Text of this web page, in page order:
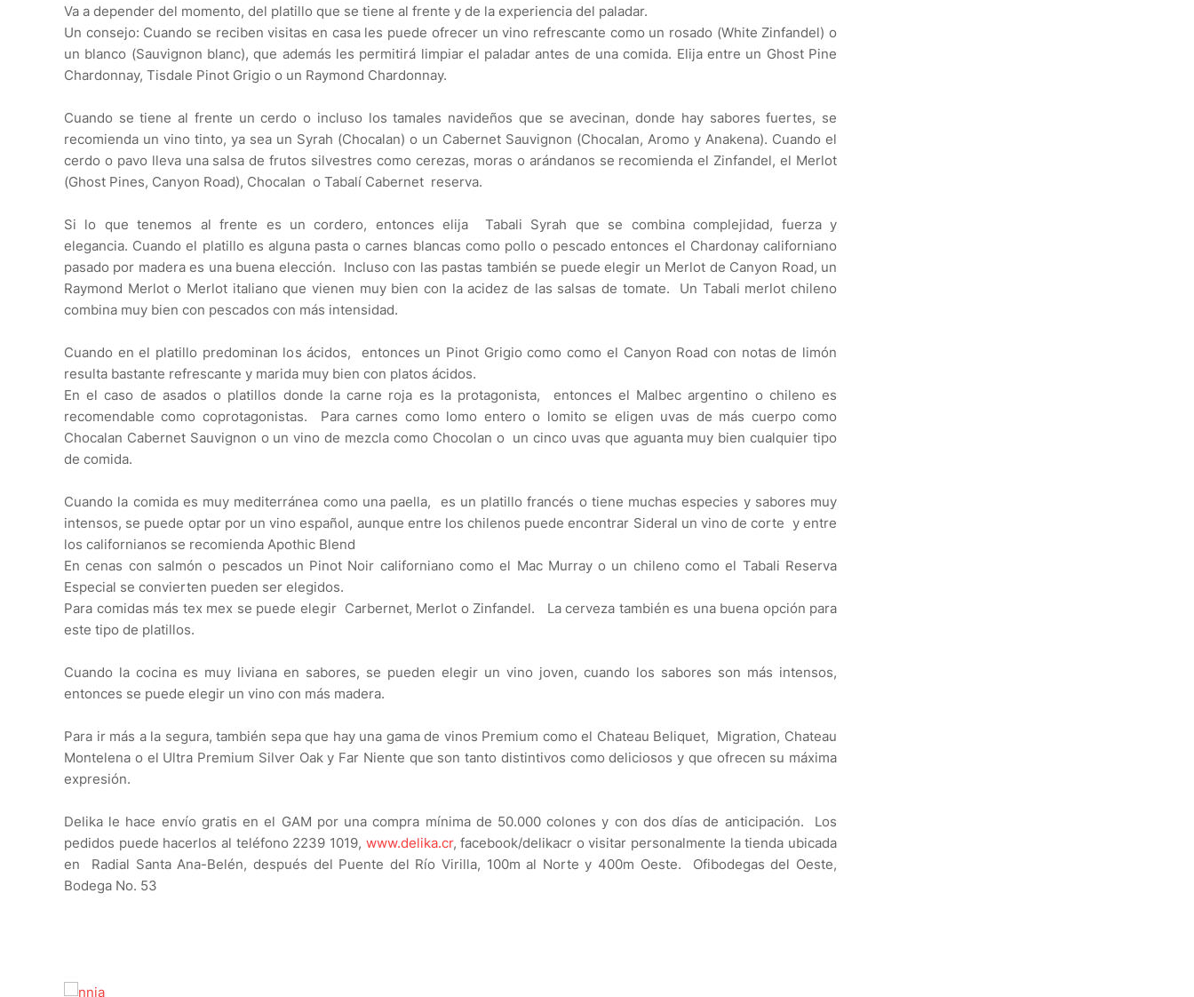
Va a depender del momento, del platillo que se tiene al frente y de la experiencia del paladar.
Un consejo: Cuando se reciben visitas en casa les puede ofrecer un vino refrescante como un rosado (White Zinfandel) o
un blanco (Sauvignon blanc), que además les permitirá limpiar el paladar antes de una comida. Elija entre un Ghost Pine
Chardonnay, Tisdale Pinot Grigio o un Raymond Chardonnay.
Cuando se tiene al frente un cerdo o incluso los tamales navideños que se avecinan, donde hay sabores fuertes, se
recomienda un vino tinto, ya sea un Syrah (Chocalan) o un Cabernet Sauvignon (Chocalan, Aromo y Anakena). Cuando el
cerdo o pavo lleva una salsa de frutos silvestres como cerezas, moras o arándanos se recomienda el Zinfandel, el Merlot
(Ghost Pines, Canyon Road), Chocalan o Tabalí Cabernet reserva.
Si lo que tenemos al frente es un cordero, entonces elija Tabali Syrah que se combina complejidad, fuerza y
elegancia. Cuando el platillo es alguna pasta o carnes blancas como pollo o pescado entonces el Chardonay californiano
pasado por madera es una buena elección. Incluso con las pastas también se puede elegir un Merlot de Canyon Road, un
Raymond Merlot o Merlot italiano que vienen muy bien con la acidez de las salsas de tomate. Un Tabali merlot chileno
combina muy bien con pescados con más intensidad.
Cuando en el platillo predominan los ácidos, entonces un Pinot Grigio como como el Canyon Road con notas de limón
resulta bastante refrescante y marida muy bien con platos ácidos.
En el caso de asados o platillos donde la carne roja es la protagonista, entonces el Malbec argentino o chileno es
recomendable como coprotagonistas. Para carnes como lomo entero o lomito se eligen uvas de más cuerpo como
Chocalan Cabernet Sauvignon o un vino de mezcla como Chocolan o un cinco uvas que aguanta muy bien cualquier tipo
de comida.
Cuando la comida es muy mediterránea como una paella, es un platillo francés o tiene muchas especies y sabores muy
intensos, se puede optar por un vino español, aunque entre los chilenos puede encontrar Sideral un vino de corte y entre
los californianos se recomienda Apothic Blend
En cenas con salmón o pescados un Pinot Noir californiano como el Mac Murray o un chileno como el Tabali Reserva
Especial se convierten pueden ser elegidos.
Para comidas más tex mex se puede elegir Carbernet, Merlot o Zinfandel. La cerveza también es una buena opción para
este tipo de platillos.
Cuando la cocina es muy liviana en sabores, se pueden elegir un vino joven, cuando los sabores son más intensos,
entonces se puede elegir un vino con más madera.
Para ir más a la segura, también sepa que hay una gama de vinos Premium como el Chateau Beliquet, Migration, Chateau
Montelena o el Ultra Premium Silver Oak y Far Niente que son tanto distintivos como deliciosos y que ofrecen su máxima
expresión.
Delika le hace envío gratis en el GAM por una compra mínima de 50.000 colones y con dos días de anticipación. Los
pedidos puede hacerlos al teléfono 2239 1019, www.delika.cr, facebook/delikacr o visitar personalmente la tienda ubicada
en Radial Santa Ana-Belén, después del Puente del Río Virilla, 100m al Norte y 400m Oeste. Ofibodegas del Oeste,
Bodega No. 53